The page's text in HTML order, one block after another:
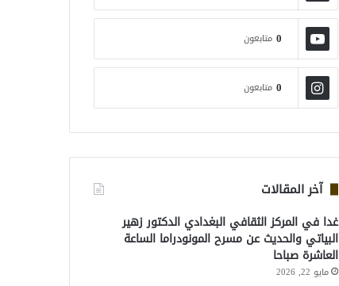
0 متابعون
0 متابعون
آخر المقالات
غدا في المركز الثقافي البغدادي الدكتور زهير
البياتي والحديث عن مسرح المونودراما الساعة
العاشرة صباحا
مايو 22, 2026